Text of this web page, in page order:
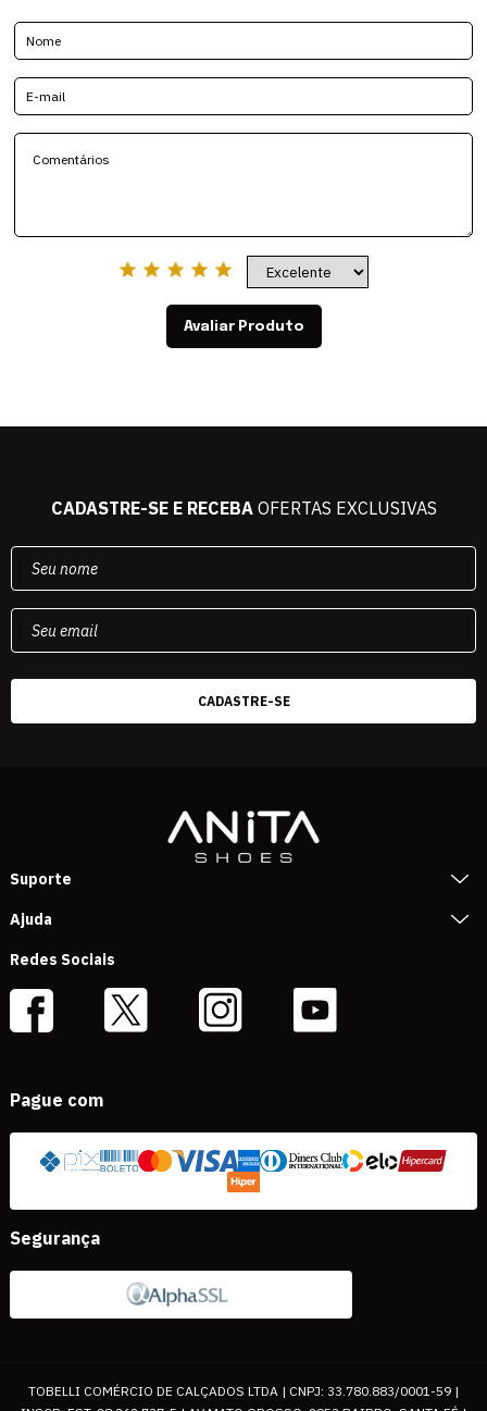
Avaliar Produto
CADASTRE-SE E RECEBAOFERTAS EXCLUSIVAS
Suporte
Ajuda
Redes Sociais
Pague com
Segurança
TOBELLI COMÉRCIO DE CALÇADOS LTDA | CNPJ: 33.780.883/0001-59 |